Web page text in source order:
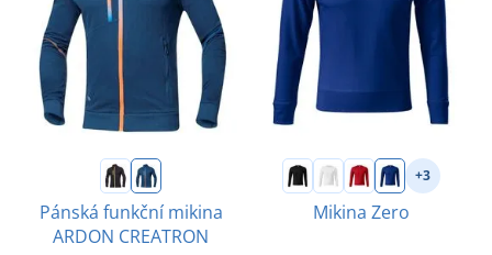
Pánská funkční mikina
ARDON CREATRON
+3
Mikina Zero